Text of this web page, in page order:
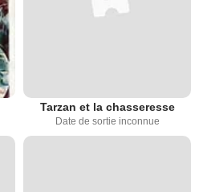
Tarzan et la chasseresse
Date de sortie inconnue